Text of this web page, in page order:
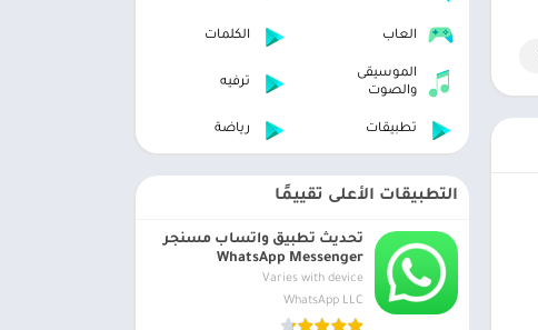
العاب الكلمات
الموسيقى
والصوت
ترفيه
تطبيقات رياضة
التطبيقات الأعلى تقييمًا
تحديث تطبيق واتساب مسنجر
WhatsApp Messenger
Varies with device
WhatsApp LLC